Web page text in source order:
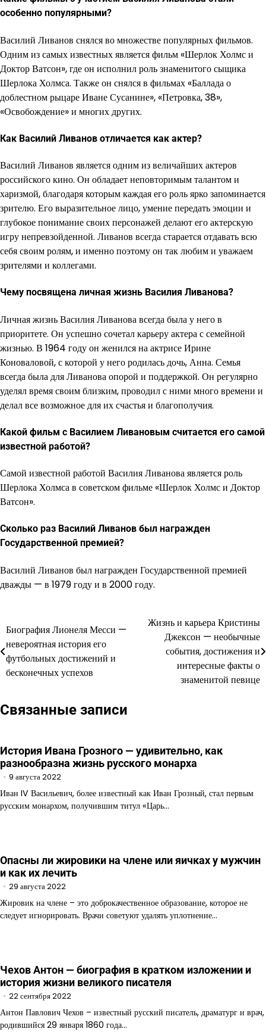
особенно популярными?
Василий Ливанов снялся во множестве популярных фильмов.
Одним из самых известных является фильм «Шерлок Холмс и
Доктор Ватсон», где он исполнил роль знаменитого сыщика
Шерлока Холмса. Также он снялся в фильмах «Баллада о
доблестном рыцаре Иване Сусанине», «Петровка, 38»,
«Освобождение» и многих других.
Как Василий Ливанов отличается как актер?
Василий Ливанов является одним из величайших актеров
российского кино. Он обладает неповторимым талантом и
харизмой, благодаря которым каждая его роль ярко запоминается
зрителю. Его выразительное лицо, умение передать эмоции и
глубокое понимание своих персонажей делают его актерскую
игру непревзойденной. Ливанов всегда старается отдавать всю
себя своим ролям, и именно поэтому он так любим и уважаем
зрителями и коллегами.
Чему посвящена личная жизнь Василия Ливанова?
Личная жизнь Василия Ливанова всегда была у него в
приоритете. Он успешно сочетал карьеру актера с семейной
жизнью. В 1964 году он женился на актрисе Ирине
Коноваловой, с которой у него родилась дочь, Анна. Семья
всегда была для Ливанова опорой и поддержкой. Он регулярно
уделял время своим близким, проводил с ними много времени и
делал все возможное для их счастья и благополучия.
Какой фильм с Василием Ливановым считается его самой
известной работой?
Самой известной работой Василия Ливанова является роль
Шерлока Холмса в советском фильме «Шерлок Холмс и Доктор
Ватсон».
Сколько раз Василий Ливанов был награжден
Государственной премией?
Василий Ливанов был награжден Государственной премией
дважды — в 1979 году и в 2000 году.
Навигация
по
записям
Биография Лионеля Месси —
невероятная история его
футбольных достижений и
бесконечных успехов
Жизнь и карьера Кристины
Джексон — необычные
события, достижения и
интересные факты о
знаменитой певице
Связанные записи
История Ивана Грозного — удивительно, как
разнообразна жизнь русского монарха
9 августа 2022
Иван IV Васильевич, более известный как Иван Грозный, стал первым
русским монархом, получившим титул «Царь…
Опасны ли жировики на члене или яичках у мужчин
и как их лечить
29 августа 2022
Жировик на члене – это доброкачественное образование, которое не
следует игнорировать. Врачи советуют удалять уплотнение…
Чехов Антон — биография в кратком изложении и
история жизни великого писателя
22 сентября 2022
Антон Павлович Чехов – известный русский писатель, драматург и врач,
родившийся 29 января 1860 года…